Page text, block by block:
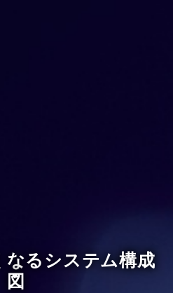
なるシステム構成
図